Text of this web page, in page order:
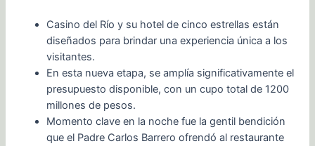
Casino del Río y su hotel de cinco estrellas están
diseñados para brindar una experiencia única a los
visitantes.
En esta nueva etapa, se amplía significativamente el
presupuesto disponible, con un cupo total de 1200
millones de pesos.
Momento clave en la noche fue la gentil bendición
que el Padre Carlos Barrero ofrendó al restaurante